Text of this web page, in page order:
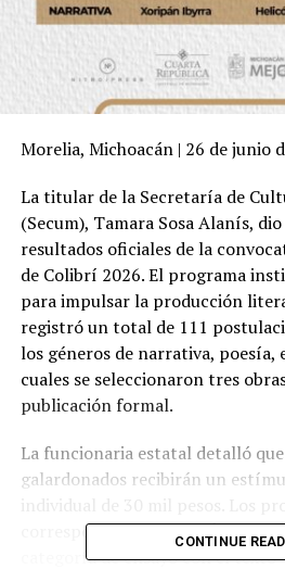
Morelia, Michoacán | 26 de junio
La titular de la Secretaría de
(Secum), Tamara Sosa Alanís,
resultados oficiales de la
de Colibrí 2026. El programa
para impulsar la producción
registró un total de 111
los géneros de narrativa, poesía,
cuales se seleccionaron tres
publicación formal.
La funcionaria estatal detalló
galardonados recibirán un
corresponden a Miguel Ángel
categoría de ensayo con el texto
CONTINUE